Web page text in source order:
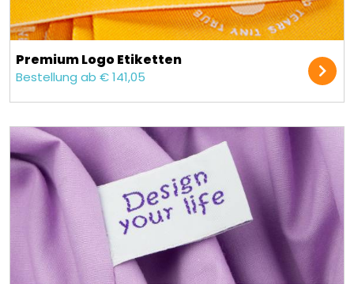
Premium Logo Etiketten
Bestellung ab € 141,05